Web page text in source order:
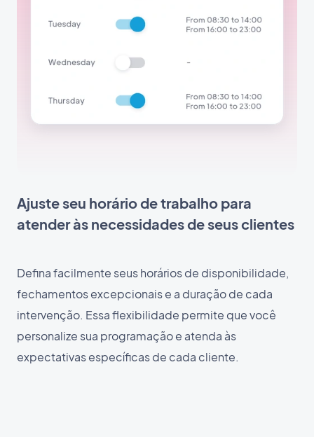
Ajuste seu horário de trabalho para
atender às necessidades de seus clientes
Defina facilmente seus horários de disponibilidade,
fechamentos excepcionais e a duração de cada
intervenção. Essa flexibilidade permite que você
personalize sua programação e atenda às
expectativas específicas de cada cliente.